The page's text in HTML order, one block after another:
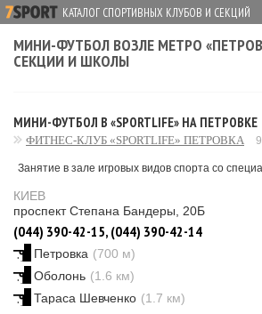
КАТАЛОГ СПОРТИВНЫХ КЛУБОВ И СЕКЦИЙ
МИНИ-ФУТБОЛ ВОЗЛЕ МЕТРО
СЕКЦИИ И ШКОЛЫ
МИНИ-ФУТБОЛ В «SPORTLIFE» НА ПЕТРОВКЕ
ФИТНЕС-КЛУБ «SPORTLIFE» ПЕТРОВКА
Занятие в зале игровых видов спорта со
КИЕВ
проспект Степана Бандеры, 20Б
(044) 390-42-15, (044) 390-42-14
Петровка (700 м)
Оболонь (1.6 км)
Тараса Шевченко (1.7 км)